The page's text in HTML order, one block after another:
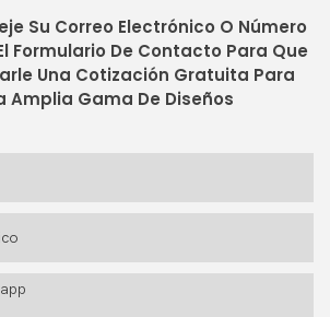
Su Correo Electrónico O Número
Formulario De Contacto Para Que
Una Cotización Gratuita Para
Amplia Gama De Diseños